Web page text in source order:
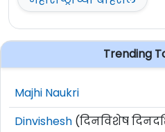
Trending
Majhi Naukri
Dinvishesh (दिनविशेष